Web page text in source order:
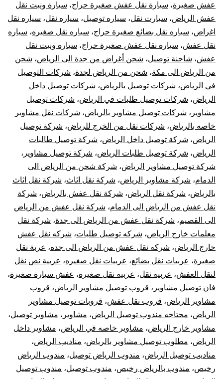
عفش صغيرة، سيارة نقل عفش صغيرة حراج، سيارة ونيت نقل
عفش الرياض، سيارت نقل، سياره توصيل، سياره نقل، سياره نقل
اغراض، سياره نقل بضائع صغيرة حراج، سياره نقل صغيره، سياره
نقل عفش، سياره نقل عفش صغيرة حراج، سياره ونيت نقل
عفش، شاحنة توصيل، شحن أغراض من جدة الى الرياض، شحن
من الرياض الى مكة، شحن من الرياض لجدة، شركات التوصيل
في الرياض، شركات توصيل بالرياض، شركات توصيل داخل
الرياض، شركات توصيل طلبات في الرياض، شركات توصيل
مشاوير ، شركات توصيل مشاوير بالرياض، شركات نقل مشاوير
خاصه بالرياض، شركات نقل من الخرج للرياض، شركة توصيل
الرياض، شركة توصيل داخل الرياض، شركة توصيل طالبات
الرياض، شركة توصيل طلبات الرياض، شركة توصيل مشاوير ،
شركة توصيل مشاوير الرياض، شركة شحن من الرياض الى
الدمام، شركة مشاوير الرياض، شركة نقل اثاث، شركة نقل اثاث
بالرياض، شركة نقل الرياض، شركة نقل عفش بالرياض، شركة
نقل عفش من الرياض الى الدمام، شركة نقل عفش من الرياض
الى القصيم، شركة نقل عفش من الرياض الى جدة، شركة نقل
معلمات خارج الرياض، شركه توصيل طلبات، شركه نقل عفش
خارج الرياض، شركه نقل عفش من الرياض الى جده، عربة نقل
صغيرة، عربيات نقل بضائع، عربيات نقل صغيره، عربية نص نقل
لنقل العفش، عربيه نقل، عربيه نقل صغيره، عفش سيارة صغيرة،
فان توصيل مشاوير ، قروب توصيل مشاوير الرياض، قروب
مشاوير الرياض، قروب نقل عفش، قروبات توصيل مشاوير
الرياض، محتاجه مندوب توصيل الرياض، مشاوير ، مشاوير توصيل،
مشاوير خارج الرياض، مشاوير خاصه في الرياض، مشاوير داخل
الرياض، مطلوب توصيل مشاوير بالرياض، مناديب الرياض،
مناديب توصيل الرياض، مندوب الرياض توصيل، مندوب الرياض
رخيص، مندوب بالرياض رخيص، مندوب توصيل، مندوب توصيل